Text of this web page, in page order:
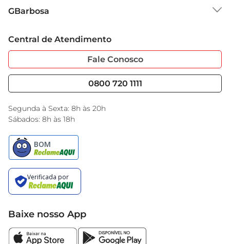
Grupo Cencosud
Sobre Privacidade
Portal do Fornecedo
Nossas Lojas
GBarbosa
Garantia Estendida
Serviços
Black Friday
Encarte do Dia
Central de Atendimento
Fale Conosco
0800 720 1111
Segunda à Sexta: 8h às 20h
Sábados: 8h às 18h
Baixe nosso App